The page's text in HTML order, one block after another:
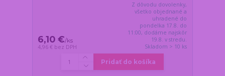
6,10 €/ks
4,96 € bez DPH
Z dôvodu dovolenky,
všetko objednané a
uhradené do
pondelka 17.8. do
11:00, dodáme najskôr
19.8. v stredu.
Skladom > 10 ks
Pridať do košíka